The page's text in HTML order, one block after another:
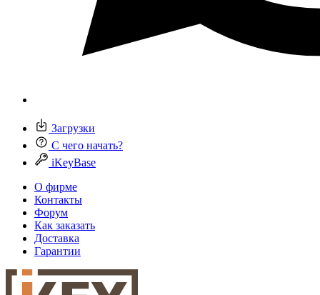
Загрузки
С чего начать?
iKeyBase
О фирме
Контакты
Форум
Как заказать
Доставка
Гарантии